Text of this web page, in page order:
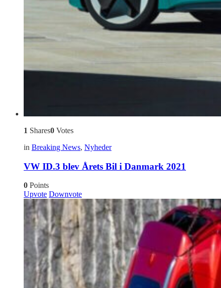
1 Shares0 Votes
in Breaking News, Nyheder
VW ID.3 blev Årets Bil i Danmark 2021
0 Points
Upvote Downvote